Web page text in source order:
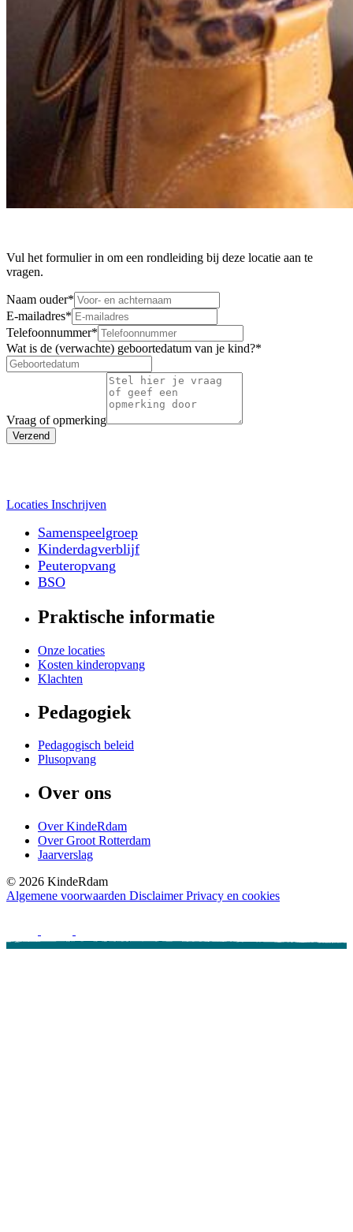
Vul het formulier in om een rondleiding bij deze locatie aan te
vragen.
Naam ouder*
E-mailadres*
Telefoonnummer*
Wat is de (verwachte) geboortedatum van je kind?*
Vraag of opmerking
Verzend
Locaties Inschrijven
Samenspeelgroep
Kinderdagverblijf
Peuteropvang
BSO
Praktische informatie
Onze locaties
Kosten kinderopvang
Klachten
Pedagogiek
Pedagogisch beleid
Plusopvang
Over ons
Over KindeRdam
Over Groot Rotterdam
Jaarverslag
© 2026 KindeRdam
Algemene voorwaarden Disclaimer Privacy en cookies